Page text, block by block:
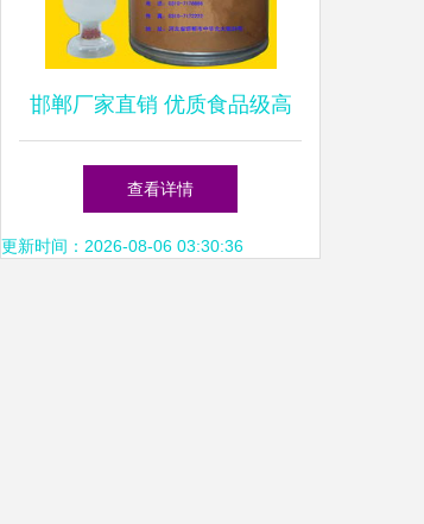
邯郸厂家直销 优质食品级高
纯度L-胆碱，药品零售新选择
查看详情
更新时间：2026-08-06 03:30:36